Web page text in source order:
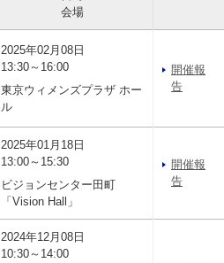
会場
2025年02月08日
13:30～16:00
東京ウィメンズプラザ ホー
ル
開催報
告
2025年01月18日
13:00～15:30
ビジョンセンター田町
「Vision Hall」
開催報
告
2024年12月08日
10:30～14:00